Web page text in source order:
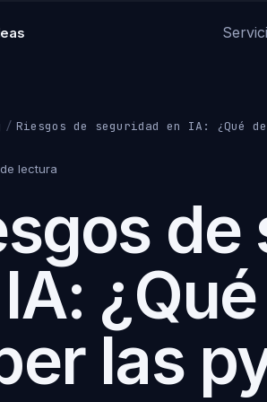
Automatización con
Soporte WordPress
Ver todos los servicios
/ Riesgos de seguridad en IA: ¿Qué
lectura
las